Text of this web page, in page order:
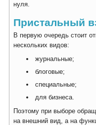
нуля.
Пристальный
В первую очередь стоит
нескольких видов:
журнальные;
блоговые;
специальные;
для бизнеса.
Поэтому при выборе
на внешний вид, а на